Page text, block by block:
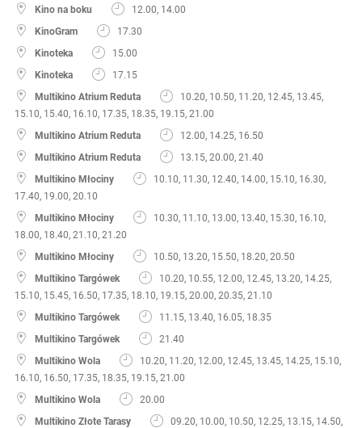
Kino na boku
12.00, 14.00
KinoGram
17.30
Kinoteka
15.00
Kinoteka
17.15
Multikino Atrium Reduta
10.20, 10.50, 11.20, 12.45, 13.45,
15.10, 15.40, 16.10, 17.35, 18.35, 19.15, 21.00
Multikino Atrium Reduta
12.00, 14.25, 16.50
Multikino Atrium Reduta
13.15, 20.00, 21.40
Multikino Młociny
10.10, 11.30, 12.40, 14.00, 15.10, 16.30,
17.40, 19.00, 20.10
Multikino Młociny
10.30, 11.10, 13.00, 13.40, 15.30, 16.10,
18.00, 18.40, 21.10, 21.20
Multikino Młociny
10.50, 13.20, 15.50, 18.20, 20.50
Multikino Targówek
10.20, 10.55, 12.00, 12.45, 13.20, 14.25,
15.10, 15.45, 16.50, 17.35, 18.10, 19.15, 20.00, 20.35, 21.10
Multikino Targówek
11.15, 13.40, 16.05, 18.35
Multikino Targówek
21.40
Multikino Wola
10.20, 11.20, 12.00, 12.45, 13.45, 14.25, 15.10,
16.10, 16.50, 17.35, 18.35, 19.15, 21.00
Multikino Wola
20.00
Multikino Złote Tarasy
09.20, 10.00, 10.50, 12.25, 13.15, 14.50,